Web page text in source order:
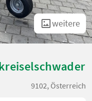
weitere
9102, Österreich